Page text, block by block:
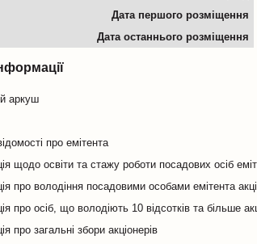
Дата першого розміщення
Дата останнього розміщення
аркуш
про емітента
щодо освіти та стажу роботи посадових осіб
про володіння посадовими особами емітента
про осіб, що володіють 10 відсотків та більше
про загальні збори акціонерів